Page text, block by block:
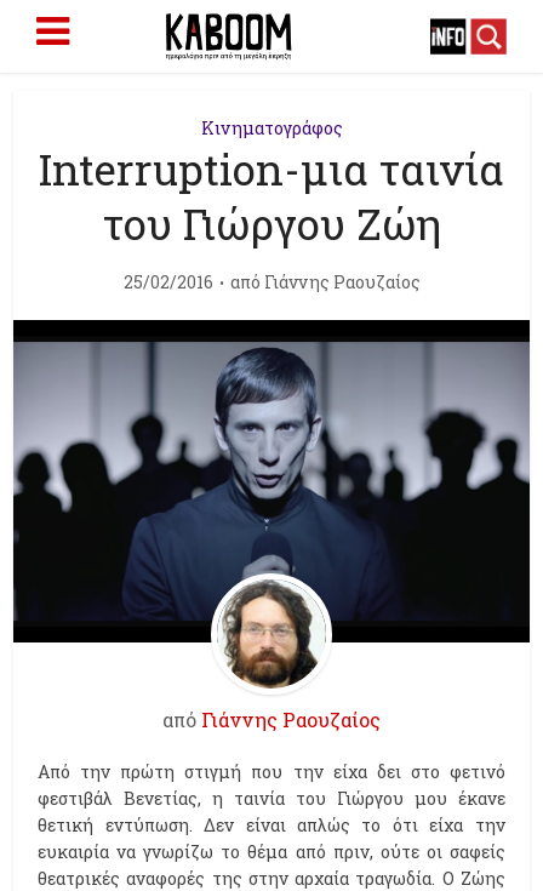
Κινηματογράφος
Interruption-μια ταινία
του Γιώργου Ζώη
25/02/2016 από Γιάννης Ραουζαίος
από Γιάννης Ραουζαίος
Από την πρώτη στιγμή που την είχα δει στο φετινό
φεστιβάλ Βενετίας, η ταινία του Γιώργου μου έκανε
θετική εντύπωση. Δεν είναι απλώς το ότι είχα την
ευκαιρία να γνωρίζω το θέμα από πριν, ούτε οι σαφείς
θεατρικές αναφορές της στην αρχαία τραγωδία. Ο Ζώης